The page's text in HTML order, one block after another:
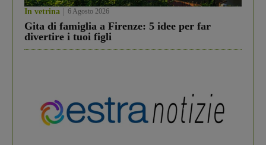
In vetrina 6 Agosto 2026
Gita di famiglia a Firenze: 5 idee per far
divertire i tuoi figli